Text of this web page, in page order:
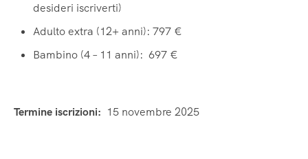
desideri iscriverti)
Adulto extra (12+ anni): 797 €
Bambino (4 – 11 anni): 697 €
Termine iscrizioni: 15 novembre 2025